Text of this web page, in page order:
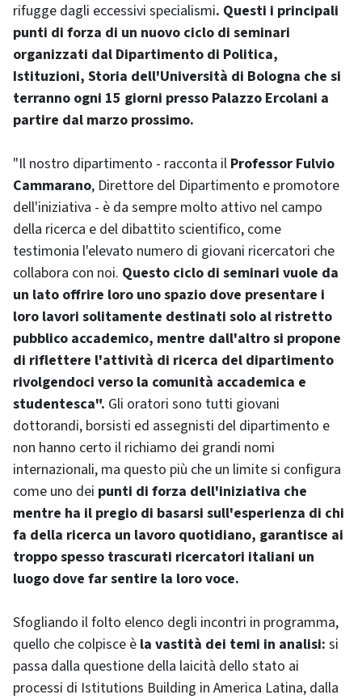
rifugge dagli eccessivi specialismi. Questi i principali
punti di forza di un nuovo ciclo di seminari
organizzati dal Dipartimento di Politica,
Istituzioni, Storia dell'Università di Bologna che si
terranno ogni 15 giorni presso Palazzo Ercolani a
partire dal marzo prossimo.
"Il nostro dipartimento - racconta il Professor Fulvio
Cammarano, Direttore del Dipartimento e promotore
dell'iniziativa - è da sempre molto attivo nel campo
della ricerca e del dibattito scientifico, come
testimonia l'elevato numero di giovani ricercatori che
collabora con noi. Questo ciclo di seminari vuole da
un lato offrire loro uno spazio dove presentare i
loro lavori solitamente destinati solo al ristretto
pubblico accademico, mentre dall'altro si propone
di riflettere l'attività di ricerca del dipartimento
rivolgendoci verso la comunità accademica e
studentesca". Gli oratori sono tutti giovani
dottorandi, borsisti ed assegnisti del dipartimento e
non hanno certo il richiamo dei grandi nomi
internazionali, ma questo più che un limite si configura
come uno dei punti di forza dell'iniziativa che
mentre ha il pregio di basarsi sull'esperienza di chi
fa della ricerca un lavoro quotidiano, garantisce ai
troppo spesso trascurati ricercatori italiani un
luogo dove far sentire la loro voce.
Sfogliando il folto elenco degli incontri in programma,
quello che colpisce è la vastità dei temi in analisi: si
passa dalla questione della laicità dello stato ai
processi di Istitutions Building in America Latina, dalla